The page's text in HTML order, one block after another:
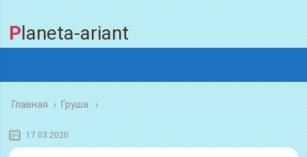
Planeta-ariant
Главная › Груша
17.03.2020